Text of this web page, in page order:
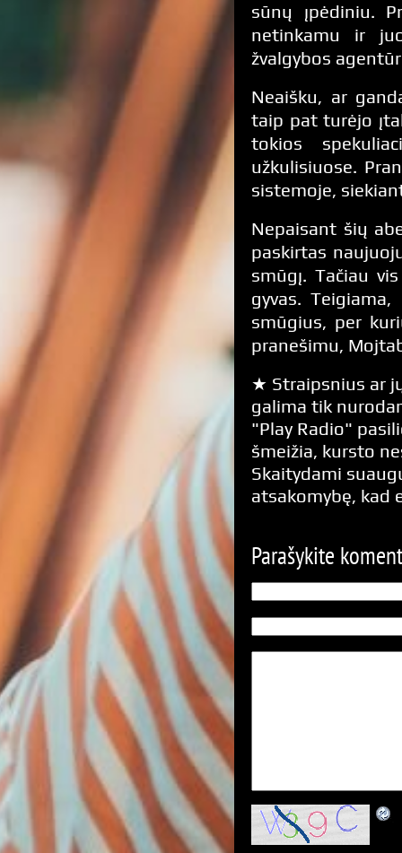
sūnų įpėdiniu.
netinkamu ir
žvalgybos
Neaišku, ar
taip pat turėjo
tokios
užkulisiuose.
sistemoje,
Nepaisant šių
paskirtas
smūgį. Tačiau
gyvas.
smūgius, per
pranešimu,
★ Straipsnius ar
galima tik
"Play Radio"
šmeižia, kursto
Skaitydami
atsakomybę, kad
Parašykite